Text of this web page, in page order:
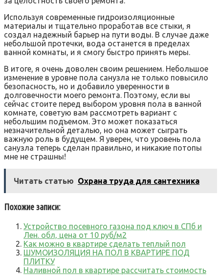
Используя современные гидроизоляционные
материалы и тщательно проработав все стыки, я
создал надежный барьер на пути воды. В случае даже
небольшой протечки, вода останется в пределах
ванной комнаты, и я смогу быстро принять меры.
В итоге, я очень доволен своим решением. Небольшое
изменение в уровне пола санузла не только повысило
безопасность, но и добавило уверенности в
долговечности моего ремонта. Поэтому, если вы
сейчас стоите перед выбором уровня пола в ванной
комнате, советую вам рассмотреть вариант с
небольшим подъемом. Это может показаться
незначительной деталью, но она может сыграть
важную роль в будущем. Я уверен, что уровень пола
санузла теперь сделан правильно, и никакие потопы
мне не страшны!
Читать статью Охрана труда для сантехника
Похожие записи:
Устройство посевного газона под ключ в СПб и
Лен. обл, цена от 10 руб/м2
Как можно в квартире сделать теплый пол
ШУМОИЗОЛЯЦИЯ НА ПОЛ В КВАРТИРЕ ПОД
ПЛИТКУ
Наливной пол в квартире рассчитать стоимость